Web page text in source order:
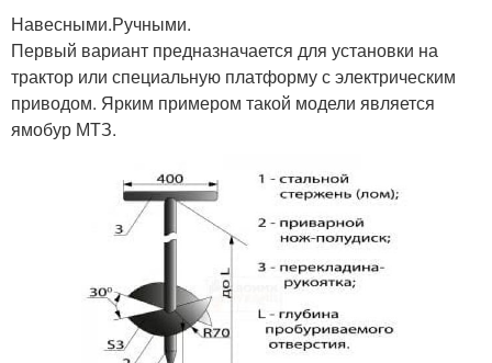
Навесными.Ручными.
Первый вариант предназначается для установки на
трактор или специальную платформу с электрическим
приводом. Ярким примером такой модели является
ямобур МТЗ.